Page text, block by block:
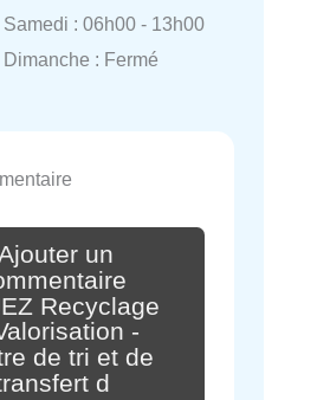
Samedi : 06h00 - 13h00
Dimanche : Fermé
un
Recyclage
-
de tri et de
d